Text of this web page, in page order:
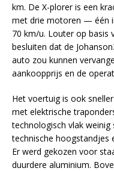
km. De X-plorer is een
met drie motoren — één
70 km/u. Louter op basis
besluiten dat de
auto zou kunnen
aankoopprijs en de
Het voertuig is ook
met elektrische
technologisch vlak weinig
technische hoogstandjes
Er werd gekozen voor
duurdere aluminium.